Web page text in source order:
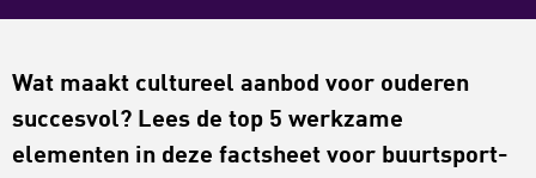
Wat maakt cultureel aanbod voor ouderen
succesvol? Lees de top 5 werkzame
elementen in deze factsheet voor buurtsport-